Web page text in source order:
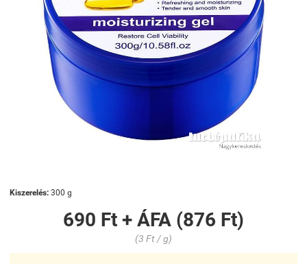
Kiszerelés: 300 g
690 Ft + ÁFA (876 Ft)
(3 Ft / g)